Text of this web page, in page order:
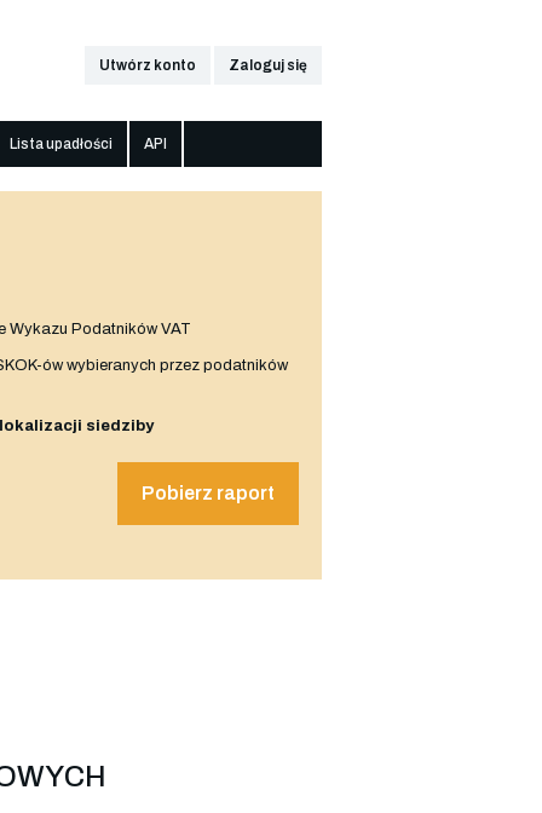
Utwórz konto Zaloguj się
Lista upadłości API
Wykazu Podatników VAT
ów wybieranych przez podatników
lokalizacji siedziby
Pobierz raport